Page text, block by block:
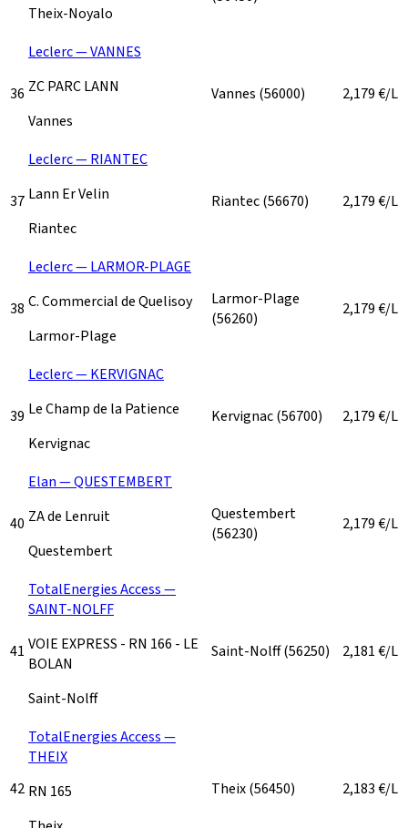
Theix-Noyalo
36
Leclerc — VANNES
ZC PARC LANN
Vannes
Vannes (56000) 2,179€/L
37
Leclerc — RIANTEC
Lann Er Velin
Riantec
Riantec(56670) 2,179€/L
38
Leclerc — LARMOR-PLAGE
C. Commercial de Quelisoy
Larmor-Plage
Larmor-Plage
(56260)
2,179€/L
39
Leclerc — KERVIGNAC
Le Champ de la Patience
Kervignac
Kervignac(56700) 2,179€/L
40
Elan — QUESTEMBERT
ZA de Lenruit
Questembert
Questembert
(56230)
2,179€/L
41
TotalEnergies Access —
SAINT-NOLFF
VOIE EXPRESS - RN 166 - LE
BOLAN
Saint-Nolff
Saint-Nolff(56250) 2,181€/L
42
TotalEnergies Access —
THEIX
RN 165
Theix(56450) 2,183€/L